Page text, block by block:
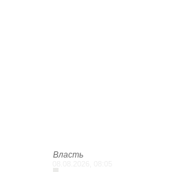
Власть